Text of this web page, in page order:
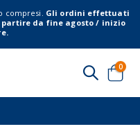
compresi. Gli ordini effettuati
partire da fine agosto / inizio
Cart
0